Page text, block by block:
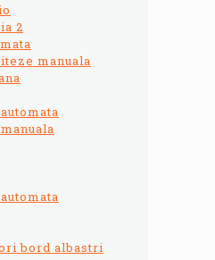
2
manuala
bord albastri